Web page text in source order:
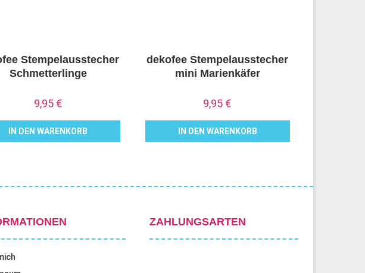
Stempelausstecher
Schmetterlinge
9,95 €
IN DEN WARENKORB
dekofee Stempelausstecher
mini Marienkäfer
9,95 €
IN DEN WARENKORB
ZAHLUNGSARTEN